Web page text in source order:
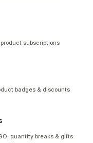
subscriptions
badges & discounts
quantity breaks & gifts